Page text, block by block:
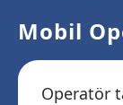
Mobil
Operatör